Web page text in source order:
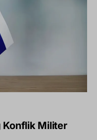
Konflik Militer